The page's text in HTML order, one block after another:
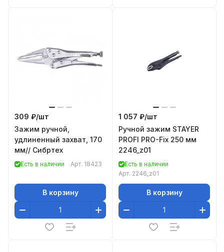
309 ₽/шт
Зажим ручной,
удлиненный захват, 170
мм// Сибртех
Есть в наличии Арт. 18423
В корзину
1 057 ₽/шт
Ручной зажим STAYER
PROFI PRO-Fix 250 мм
2246_z01
Есть в наличии
Арт. 2246_z01
В корзину